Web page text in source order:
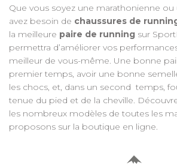
Que vous soyez une marathonienne
avez besoin de chaussures de
la meilleure paire de running sur
permettra d’améliorer vos
meilleur de vous-même. Une bonne
premier temps, avoir une bonne
les chocs, et, dans un second temps,
tenue du pied et de la cheville.
les nombreux modèles de toutes les
proposons sur la boutique en ligne.